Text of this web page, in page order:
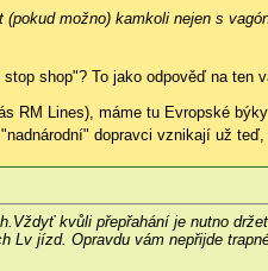
možno) kamkoli nejen s
shop"? To jako odpověď na ten
RM Lines), máme tu Evropské
dopravci vznikají už
kvůli přepřahání je nutno
jízd. Opravdu vám nepřijde